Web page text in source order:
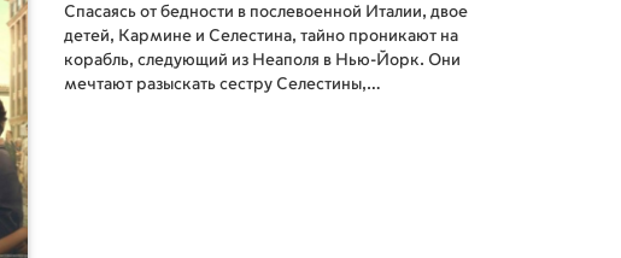
Спасаясь от бедности в послевоенной Италии, двое
детей, Кармине и Селестина, тайно проникают на
корабль, следующий из Неаполя в Нью-Йорк. Они
мечтают разыскать сестру Селестины,